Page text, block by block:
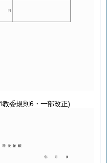
委規則6・一部改正)